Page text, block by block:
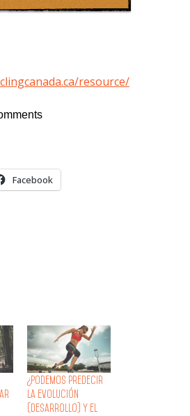
resource/
Facebook
¿Podemos predecir
la evolución
(desarrollo) y el